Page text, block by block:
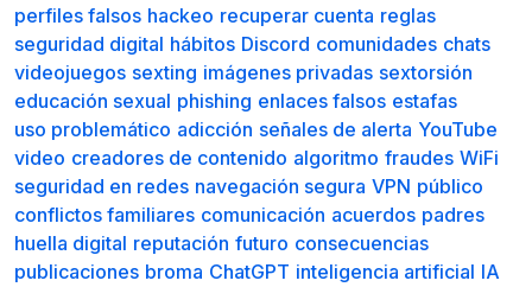
perfiles falsos hackeo recuperar cuenta reglas
seguridad digital hábitos Discord comunidades chats
videojuegos sexting imágenes privadas sextorsión
educación sexual phishing enlaces falsos estafas
uso problemático adicción señales de alerta YouTube
video creadores de contenido algoritmo fraudes WiFi
seguridad en redes navegación segura VPN público
conflictos familiares comunicación acuerdos padres
huella digital reputación futuro consecuencias
publicaciones broma ChatGPT inteligencia artificial IA